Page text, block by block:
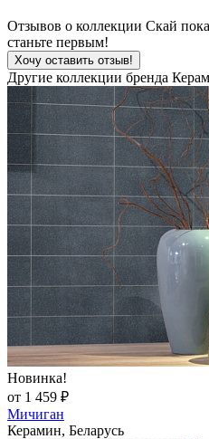
Отзывов о коллекции Скай
станьте первым!
Хочу оставить отзыв!
Другие коллекции бренда
Новинка!
от 1 459 ₽
Мичиган
Керамин, Беларусь